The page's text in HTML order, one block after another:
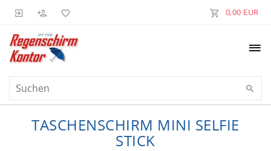
0,00 EUR
TASCHENSCHIRM MINI SELFIE
STICK